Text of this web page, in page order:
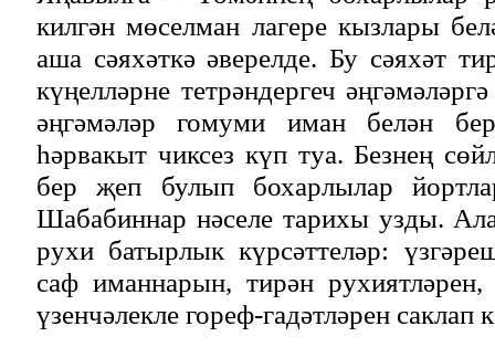
килгән мөселман лагере кызлары
аша сәяхәткә әверелде. Бу сәяхәт
күңелләрне тетрәндергеч
әңгәмәләр гомуми иман белән
һәрвакыт чиксез күп туа. Безнең
бер җеп булып бохарлылар
Шабабиннар нәселе тарихы узды.
рухи батырлык күрсәттеләр:
саф иманнарын, тирән рухиятләрен,
үзенчәлекле гореф-гадәтләрен саклап